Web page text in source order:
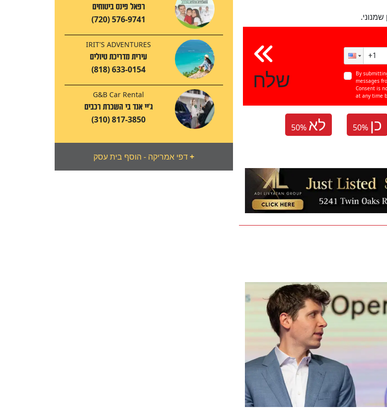
רפאל פינס ביטוחים
(720) 576-9741
IRIT'S ADVENTURES
עירית מדריכת טיולים
(818) 633-0154
G&B Car Rental
ג'יי אנד בי השכרת רכבים
(310) 817-3850
דפי אמריקה - הוסף בית עסק+
שלח
By
messages
Consent is
at any time
50% לא 50% כן